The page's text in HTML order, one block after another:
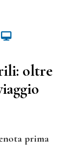
oltre
prima